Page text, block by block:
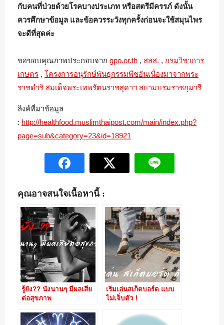
กับคนที่ป่วยด้วยโรคบางประเภท หรือสตรีมีครรภ์ ดังนั้น
ควรศึกษาข้อมูล และข้อควรระวังทุกครั้งก่อนจะใช้สมุนไพร
จะดีที่สุดค่ะ
ขอขอบคุณภาพประกอบจาก gpo.or.th , สสส. , กรมวิชาการ
เกษตร , โครงการอนุรักษ์พันธุกรรมพืชอันเนื่องมาจากพระ
ราชดำริ สมเด็จพระเทพรัตนราชสุดาฯ สยามบรมราชกุมารี
ลิงค์ที่มาข้อมูล
: http://healthfood.muslimthaipost.com/main/index.php?
page=sub&category=23&id=18921
คุณอาจสนใจเนื้อหานี้ :
รู้ยัง?? นั่งนานๆ มีผลเสีย
ต่อสุขภาพ
เริ่มเล่นสเก็ตบอร์ด แบบ
ไม่เจ็บตัว !